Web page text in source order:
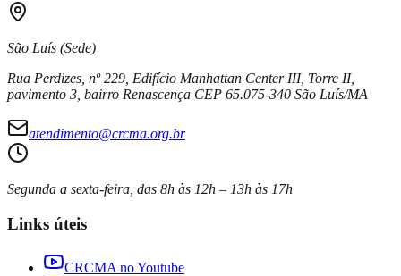
São Luís (Sede)
Rua Perdizes, nº 229, Edifício Manhattan Center III, Torre II,
pavimento 3, bairro Renascença CEP 65.075-340 São Luís/MA
atendimento@crcma.org.br
Segunda a sexta-feira, das 8h às 12h – 13h às 17h
Links úteis
CRCMA no Youtube